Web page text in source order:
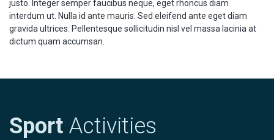
justo. Integer semper faucibus neque, eget rhoncus diam
interdum ut. Nulla id ante mauris. Sed eleifend ante eget diam
gravida ultrices. Pellentesque sollicitudin nisl vel massa lacinia at
dictum quam accumsan.
Sport Activities